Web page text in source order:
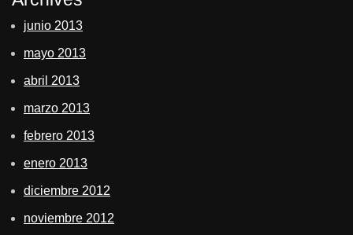
junio 2013
mayo 2013
abril 2013
marzo 2013
febrero 2013
enero 2013
diciembre 2012
noviembre 2012